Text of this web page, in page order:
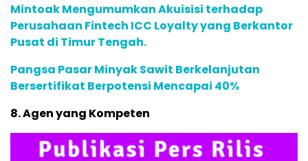
Mintoak Mengumumkan Akuisisi terhadap
Perusahaan Fintech ICC Loyalty yang Berkantor
Pusat di Timur Tengah.
Pangsa Pasar Minyak Sawit Berkelanjutan
Bersertifikat Berpotensi Mencapai 40%
8. Agen yang Kompeten